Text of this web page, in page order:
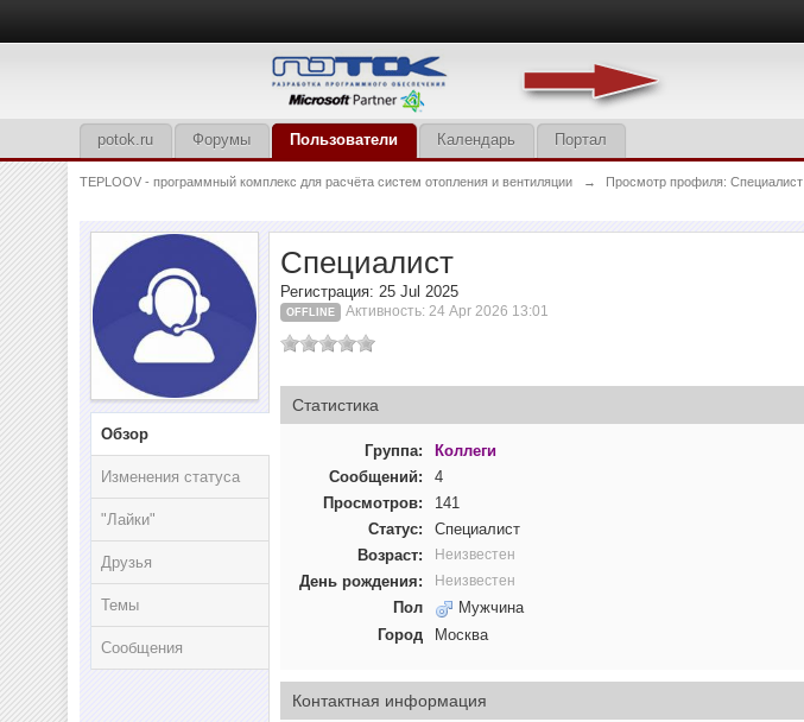
potok.ru Форумы Пользователи Календарь Портал
TEPLOOV - программный комплекс для расчёта систем отопления и вентиляции → Просмотр профиля: Специалист
Обзор
Изменения статуса
"Лайки"
Друзья
Темы
Сообщения
Специалист
Регистрация: 25 Jul 2025
OFFLINE Активность: 24 Apr 2026 13:01
Статистика
Группа:
Коллеги
Сообщений:
4
Просмотров:
141
Статус:
Специалист
Возраст:
Неизвестен
День рождения: Неизвестен
Пол
Мужчина
Город
Москва
Контактная информация